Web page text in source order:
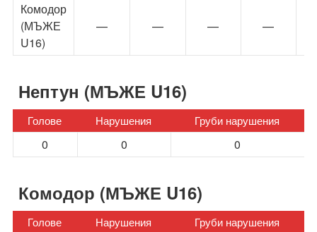
Комодор
(МЪЖЕ
U16)
— — — —
Нептун (МЪЖЕ U16)
Голове Нарушения Груби нарушения
0 0 0
Комодор (МЪЖЕ U16)
Голове Нарушения Груби нарушения